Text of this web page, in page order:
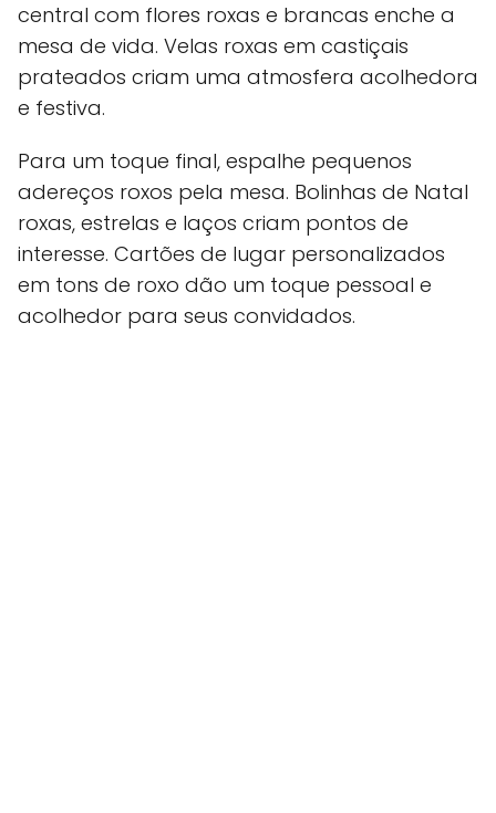
central com flores roxas e brancas enche a
mesa de vida. Velas roxas em castiçais
prateados criam uma atmosfera acolhedora
e festiva.
Para um toque final, espalhe pequenos
adereços roxos pela mesa. Bolinhas de Natal
roxas, estrelas e laços criam pontos de
interesse. Cartões de lugar personalizados
em tons de roxo dão um toque pessoal e
acolhedor para seus convidados.